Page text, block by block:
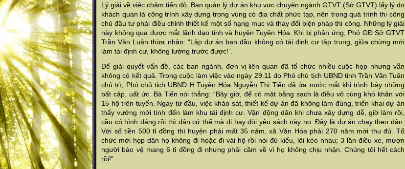
Lý giải về việc chậm tiến độ, Ban quản lý dự án khu vực chuyên ngành GTVT (Sở GTVT) lấy lý do
khách quan là công trình xây dựng trong vùng có địa chất phức tạp, nên trong quá trình thi công
chủ đầu tư phải điều chỉnh thiết kế một số hạng mục và thay đổi biện pháp thi công. Những lý giải
này không qua được mắt lãnh đạo tỉnh và huyện Tuyên Hóa. Khi bị phản ứng, Phó GĐ Sở GTVT
Trần Văn Luận thừa nhận: “Lập dự án ban đầu không có tái định cư tập trung, giữa chừng mới
làm tái định cư, không lường trước được!”.
Để giải quyết vấn đề, các ban ngành, đơn vị liên quan đã tổ chức nhiều cuộc họp nhưng vẫn
không có kết quả. Trong cuộc làm việc vào ngày 29.11 do Phó chủ tịch UBND tỉnh Trần Văn Tuân
chủ trì, Phó chủ tịch UBND H.Tuyên Hóa Nguyễn Thị Tiến đã ứa nước mắt khi trình bày những
bất cập, uất ức. Bà Tiến nói thẳng: “Bây giờ, để có mặt bằng sạch là điều vô cùng khó khăn với
15 hộ trên tuyến. Ngay từ đầu, việc khảo sát, thiết kế dự án đã không làm đúng, triển khai dự án
thấy vướng mới tính đến làm khu tái định cư. Vận động dân khi chưa xây dựng dễ, giờ làm rồi,
cầu có hình dáng rồi thì dân cứ thế mà đi hay đòi yêu sách này nọ. Đây là dự án chạy theo dân.
Với số tiền 500 tỉ đồng thì huyện phải mất 35 năm, xã Văn Hóa phải 270 năm mới thu đủ. Tổ
chức mời họp dân họ không đi hoặc đi vài hộ rồi nói đủ kiểu, lôi kéo nhau; 3 lần điều xe, mượn
người bảo vệ mang 6 tỉ đồng đi nhưng phải cầm về vì họ không chịu nhận. Chúng tôi hết cách
rồi!”.